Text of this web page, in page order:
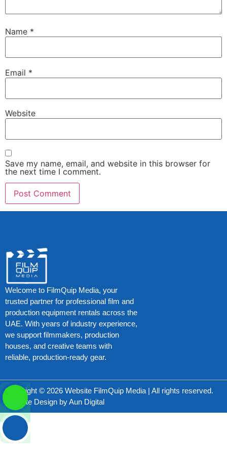
Name *
Email *
Website
Save my name, email, and website in this browser for
the next time I comment.
Welcome to FilmQuip Media, your
trusted partner for professional film and
production equipment rentals across the
UAE. With years of industry experience,
we support filmmakers, production
houses, and creative teams with
reliable, production-ready gear.
Copyright © 2026 Website FilmQuip Media | All rights reserved.
Website Design byAun Digital